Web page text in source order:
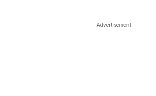
- Advertisement -